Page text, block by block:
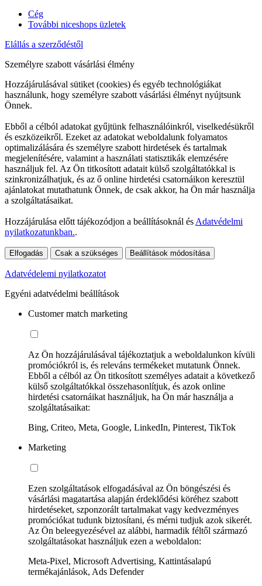
Cég
További niceshops üzletek
Elállás a szerződéstől
Személyre szabott vásárlási élmény
Hozzájárulásával sütiket (cookies) és egyéb technológiákat
használunk, hogy személyre szabott vásárlási élményt nyújtsunk
Önnek.
Ebből a célból adatokat gyűjtünk felhasználóinkról, viselkedésükről
és eszközeikről. Ezeket az adatokat weboldalunk folyamatos
optimalizálására és személyre szabott hirdetések és tartalmak
megjelenítésére, valamint a használati statisztikák elemzésére
használjuk fel. Az Ön titkosított adatait külső szolgáltatókkal is
szinkronizálhatjuk, és az ő online hirdetési csatornáikon keresztül
ajánlatokat mutathatunk Önnek, de csak akkor, ha Ön már használja
a szolgáltatásaikat.
Hozzájárulása előtt tájékozódjon a beállításoknál ésAdatvédelmi
nyilatkozatunkban..
Elfogadás Csak a szükséges Beállítások módosítása
Adatvédelemi nyilatkozatot
Egyéni adatvédelmi beállítások
Customer match marketing
Az Ön hozzájárulásával tájékoztatjuk a weboldalunkon kívüli
promóciókról is, és releváns termékeket mutatunk Önnek.
Ebből a célból az Ön titkosított személyes adatait a következő
külső szolgáltatókkal összehasonlítjuk, és azok online
hirdetési csatornáikat használjuk, ha Ön már használja a
szolgáltatásaikat:
Bing, Criteo, Meta, Google, LinkedIn, Pinterest, TikTok
Marketing
Ezen szolgáltatások elfogadásával az Ön böngészési és
vásárlási magatartása alapján érdeklődési köréhez szabott
hirdetéseket, szponzorált tartalmakat vagy kedvezményes
promóciókat tudunk biztosítani, és mérni tudjuk azok sikerét.
Az Ön beleegyezésével az alábbi, harmadik féltől származó
szolgáltatásokat használjuk ezen a weboldalon:
Meta-Pixel, Microsoft Advertising, Kattintásalapú
termékajánlások, Ads Defender